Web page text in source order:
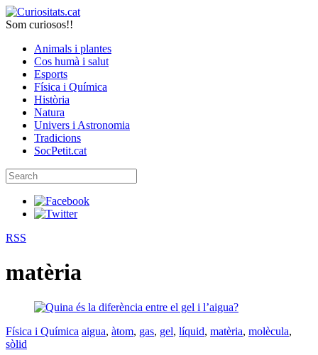
Som curiosos!!
Animals i plantes
Cos humà i salut
Esports
Física i Química
Història
Natura
Univers i Astronomia
Tradicions
SocPetit.cat
RSS
matèria
Física i Química aigua, àtom, gas, gel, líquid, matèria, molècula,
sòlid